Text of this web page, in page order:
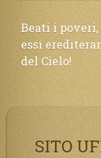
articoli
Beati i poveri,
essi
del Cielo!
SITO